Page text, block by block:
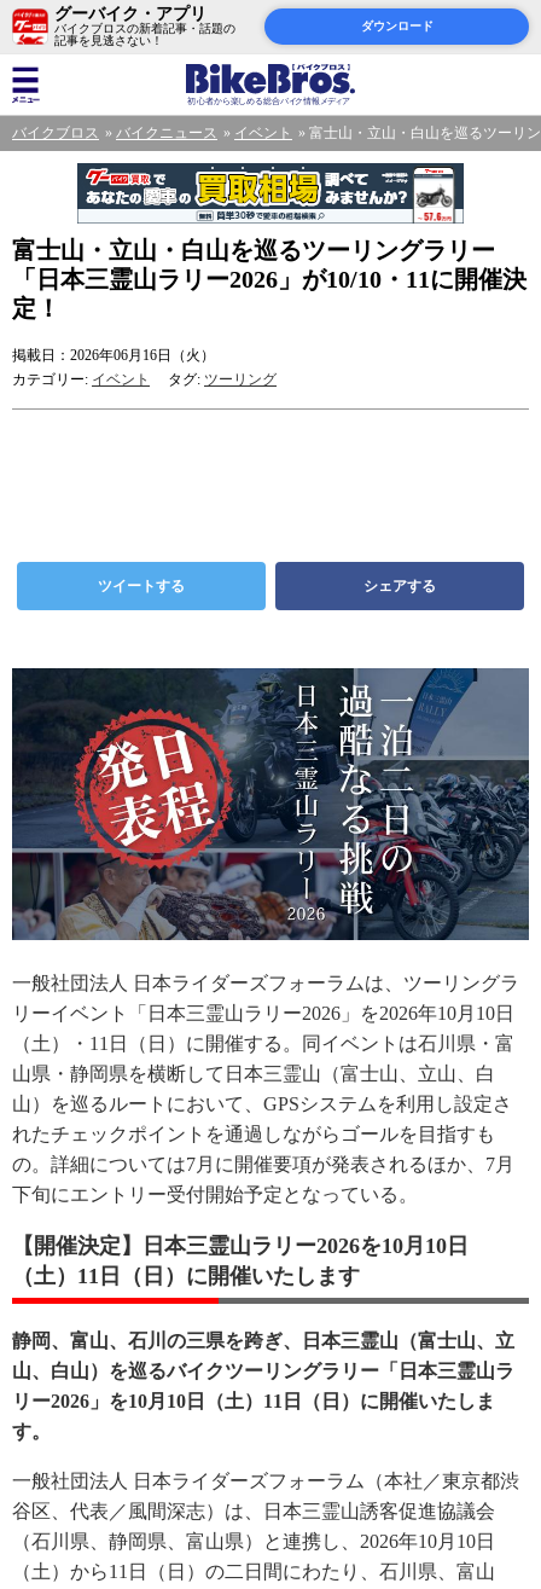
グーバイク・アプリ
バイクブロスの新着記事・話題の
記事を見逃さない！
ダウンロード
バイクブロス バイクニュース イベント 富士山・立山・白山を巡るツーリ
富士山・立山・白山を巡るツーリングラリー
「日本三霊山ラリー2026」が10/10・11に開催決
定！
掲載日：2026年06月16日（火）
カテゴリー: イベント タグ: ツーリング
ツイートする シェアする
一般社団法人 日本ライダーズフォーラムは、ツーリングラ
リーイベント「日本三霊山ラリー2026」を2026年10月10日
（土）・11日（日）に開催する。同イベントは石川県・富
山県・静岡県を横断して日本三霊山（富士山、立山、白
山）を巡るルートにおいて、GPSシステムを利用し設定さ
れたチェックポイントを通過しながらゴールを目指すも
の。詳細については7月に開催要項が発表されるほか、7月
下旬にエントリー受付開始予定となっている。
【開催決定】日本三霊山ラリー2026を10月10日
（土）11日（日）に開催いたします
静岡、富山、石川の三県を跨ぎ、日本三霊山（富士山、立
山、白山）を巡るバイクツーリングラリー「日本三霊山ラ
リー2026」を10月10日（土）11日（日）に開催いたしま
す。
一般社団法人 日本ライダーズフォーラム（本社／東京都渋
谷区、代表／風間深志）は、日本三霊山誘客促進協議会
（石川県、静岡県、富山県）と連携し、2026年10月10日
（土）から11日（日）の二日間にわたり、石川県、富山